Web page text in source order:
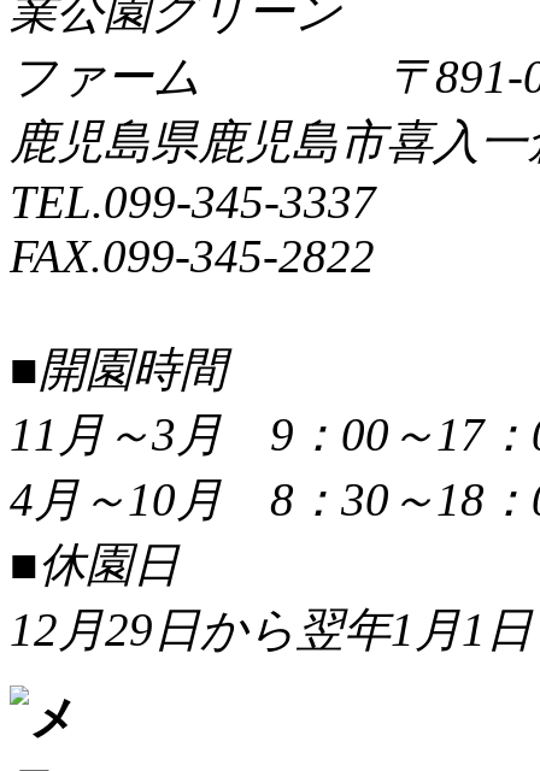
〒891-
鹿児島県鹿児島市喜入一
TEL.099-345-3337
FAX.099-345-2822
■開園時間
11月～3月 9：00～17：
4月～10月 8：30～18：
■休園日
12月29日から翌年1月1日